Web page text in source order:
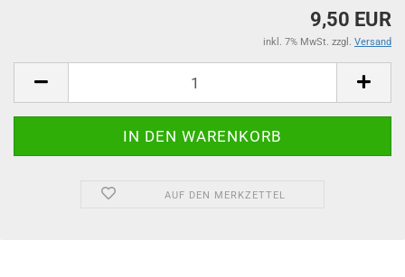
9,50 EUR
inkl. 7% MwSt. zzgl. Versand
AUF DEN MERKZETTEL